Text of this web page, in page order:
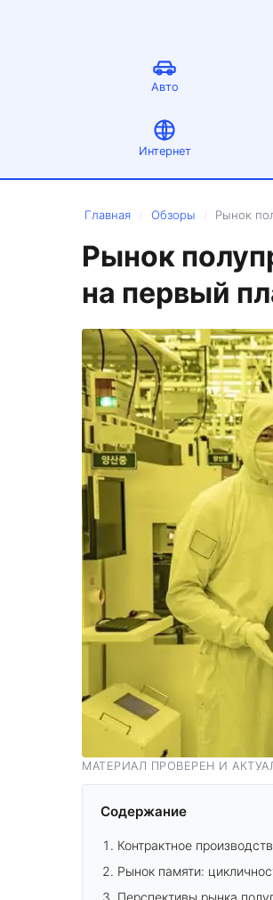
Авто
Интернет
Главная Обзоры Рынок
Рынок
на первый
МАТЕРИАЛ ПРОВЕРЕН И
Содержание
Контрактное
Рынок памяти:
Перспективы рынка